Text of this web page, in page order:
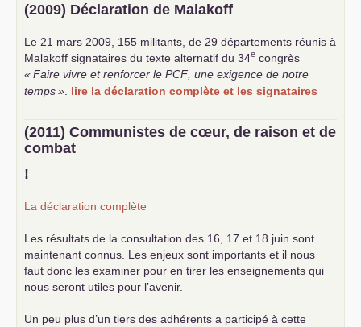
(2009) Déclaration de Malakoff
Le 21 mars 2009, 155 militants, de 29 départements réunis à
Malakoff signataires du texte alternatif du 34e congrès
«Faire vivre et renforcer le PCF , une exigence de notre
temps» lire la déclaration complète et les signataires
(2011) Communistes de cœur, de raison et de
combat
!
La déclaration complète
Les résultats de la consultation des 16, 17 et 18 juin sont
maintenant connus. Les enjeux sont importants et il nous
faut donc les examiner pour en tirer les enseignements qui
nous seront utiles pour l’avenir.
Un peu plus d’un tiers des adhérents a participé à cette